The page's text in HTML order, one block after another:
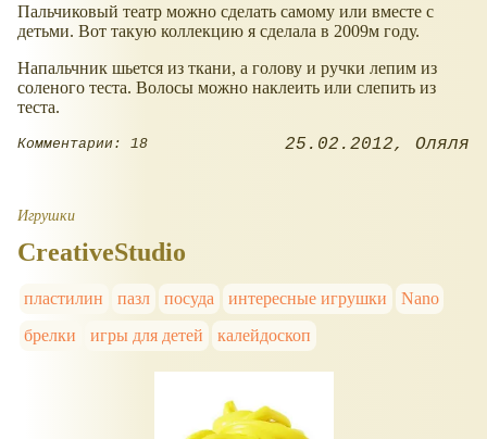
Пальчиковый театр можно сделать самому или вместе с
детьми. Вот такую коллекцию я сделала в 2009м году.
Напальчник шьется из ткани, а голову и ручки лепим из
соленого теста. Волосы можно наклеить или слепить из
теста.
Комментарии: 18 25.02.2012 Оляля
Игрушки
CreativeStudio
пластилин пазл посуда интересные игрушки
Nano
брелки
игры для детей калейдоскоп